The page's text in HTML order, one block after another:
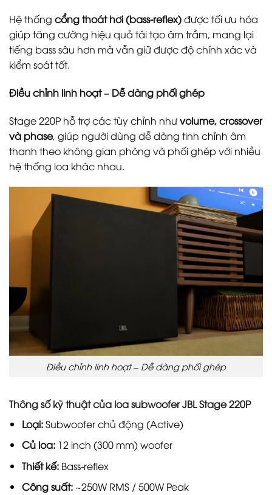
Hệ thống cổng thoát hơi (bass-reflex)được tối ưu hóa
giúp tăng cường hiệu quả tái tạo âm trầm, mang lại
tiếng bass sâu hơn mà vẫn giữ được độ chính xác và
kiểm soát tốt.
Điều chỉnh linh hoạt – Dễ dàng phối ghép
Stage 220P hỗ trợ các tùy chỉnh nhưvolume, crossover
và phase, giúp người dùng dễ dàng tinh chỉnh âm
thanh theo không gian phòng và phối ghép với nhiều
hệ thống loa khác nhau.
Điều chỉnh linh hoạt – Dễ dàng phối ghép
Thông số kỹ thuật của loa subwoofer JBL Stage 220P
Loại:Subwoofer chủ động (Active)
Củ loa:12 inch (300 mm) woofer
Thiết kế:Bass-reflex
Công suất:~250W RMS / 500W Peak